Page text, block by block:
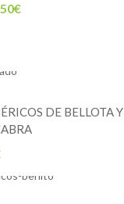
€
DE BELLOTA Y